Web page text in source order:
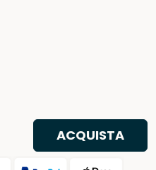
ACQUISTA